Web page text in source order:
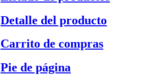
Detalle del producto
Carrito de compras
Pie de página